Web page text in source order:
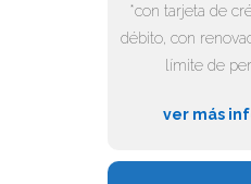
*con tarjeta de
débito, con
límite de
ver más